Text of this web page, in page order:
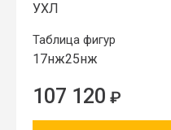
УХЛ
Таблица фигур
17нж25нж
107 120 ₽